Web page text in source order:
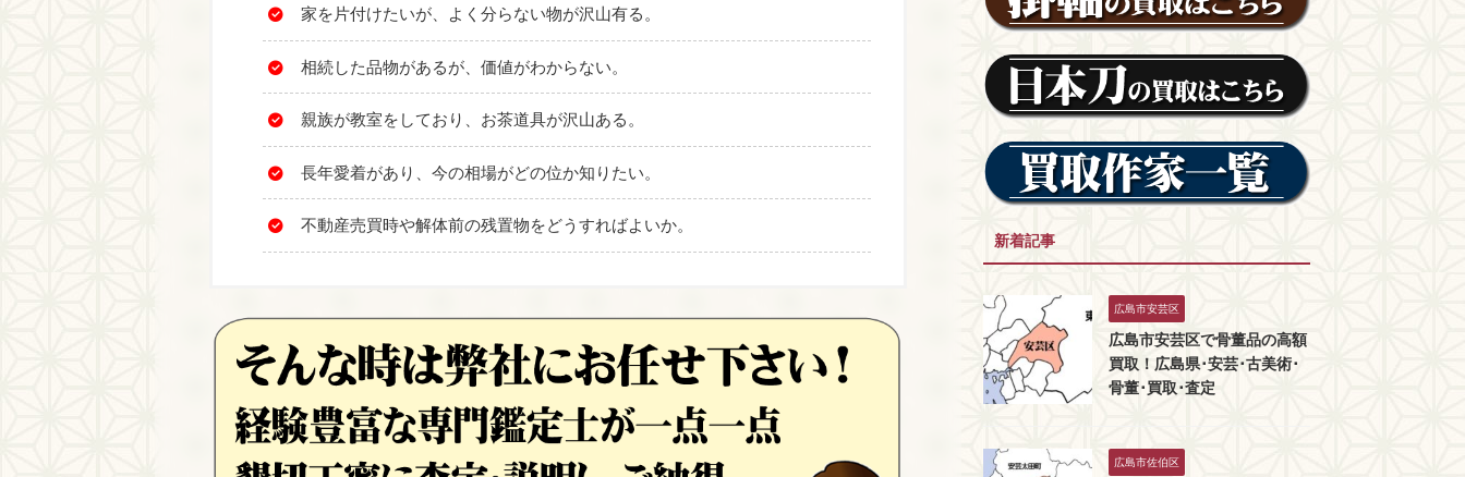
家を片付けたいが、よく分らない物が沢山有る。
相続した品物があるが、価値がわからない。
親族が教室をしており、お茶道具が沢山ある。
長年愛着があり、今の相場がどの位か知りたい。
不動産売買時や解体前の残置物をどうすればよいか。
新着記事
広島市安芸区
広島市安芸区で骨董品の高額
買取！広島県･安芸･古美術･
骨董･買取･査定
広島市佐伯区